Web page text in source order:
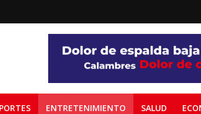
ENTRETENIMIENTO SALUD